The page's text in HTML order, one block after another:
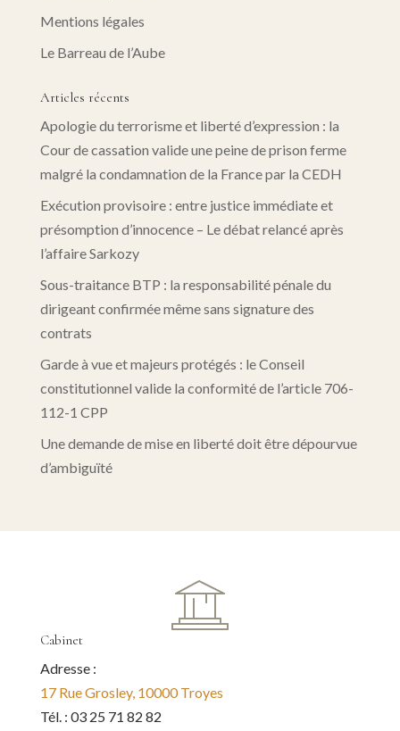
Mentions légales
Le Barreau de l’Aube
Articles récents
Apologie du terrorisme et liberté d’expression : la
Cour de cassation valide une peine de prison ferme
malgré la condamnation de la France par la CEDH
Exécution provisoire : entre justice immédiate et
présomption d’innocence – Le débat relancé après
l’affaire Sarkozy
Sous-traitance BTP : la responsabilité pénale du
dirigeant confirmée même sans signature des
contrats
Garde à vue et majeurs protégés : le Conseil
constitutionnel valide la conformité de l’article 706-
112-1 CPP
Une demande de mise en liberté doit être dépourvue
d’ambiguïté
Cabinet
Adresse :
17 Rue Grosley, 10000 Troyes
Tél. : 03 25 71 82 82